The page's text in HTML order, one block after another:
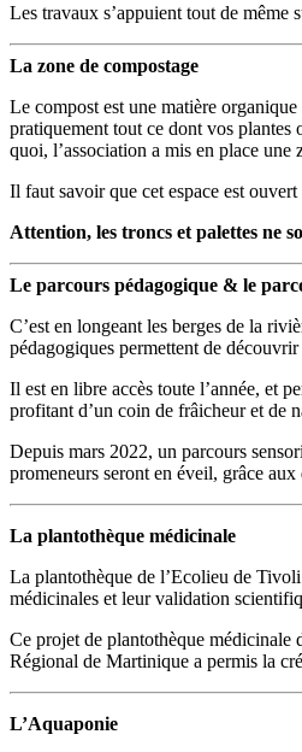
Les travaux s’appuient tout de même
La zone de compostage
Le compost est une matière
pratiquement tout ce dont vos plantes
quoi, l’association a mis en place
Il faut savoir que cet espace est
Attention, les troncs et palettes ne
Le parcours pédagogique & le
C’est en longeant les berges de la
pédagogiques permettent de
Il est en libre accès toute l’année, et
profitant d’un coin de frâicheur et de
Depuis mars 2022, un parcours
promeneurs seront en éveil, grâce
La plantothèque médicinale
La plantothèque de l’Ecolieu de
médicinales et leur validation
Ce projet de plantothèque médicinale
Régional de Martinique a permis la
L’Aquaponie